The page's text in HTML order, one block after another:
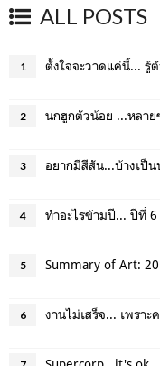
ALL POSTS
1 ตั้งใจจะวาดแค่นี้... รู้
2 นกฮูกตัวน้อย ...หลาย
3 อยากมีสีสัน...บ้างเป็น
4 ทำอะไรข้ามปี... ปีที่ 6
5 Summary of Art:
6 งานไม่เสร็จ... เพราะ